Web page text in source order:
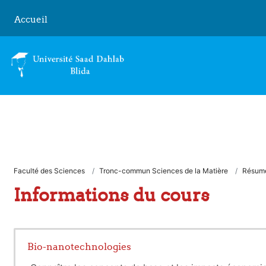
Accueil
Faculté des Sciences Tronc-commun Sciences de la Matière
Informations du cours
Bio-nanotechnologies